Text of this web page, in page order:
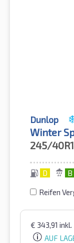
Dunlop
Winter
245/
D B
Reifen
€ 343,91
AUF